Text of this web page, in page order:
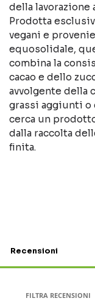
della
Prodotta
vegani e
equosolidale,
combina la
cacao e dello
avvolgente della
grassi aggiunti o
cerca un
dalla raccolta
finita.
Recensioni
FILTRA RECENSIONI